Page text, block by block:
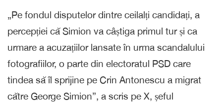
„Pe fondul disputelor dintre ceilalți candidați, a
percepției că Simion va câștiga primul tur și ca
urmare a acuzațiilor lansate în urma scandalului
fotografiilor, o parte din electoratul PSD care
tindea să îl sprijine pe Crin Antonescu a migrat
către George Simion”, a scris pe X, șeful